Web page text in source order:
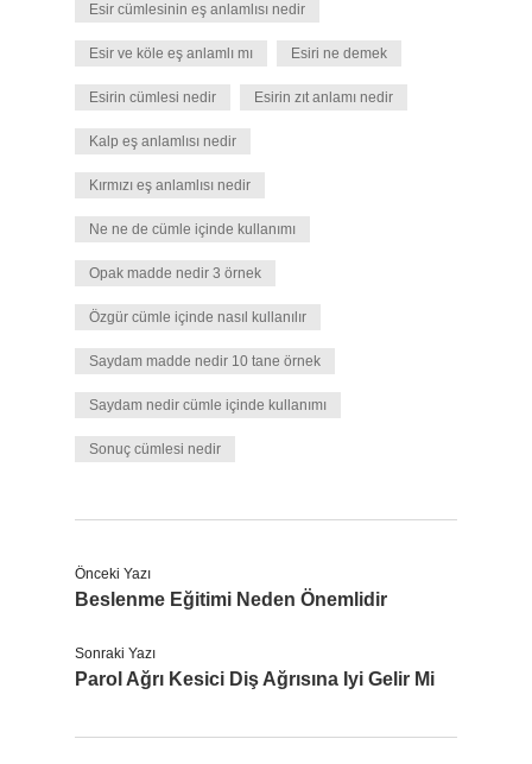
Esir cümlesinin eş anlamlısı nedir
Esir ve köle eş anlamlı mı Esiri ne demek
Esirin cümlesi nedir Esirin zıt anlamı nedir
Kalp eş anlamlısı nedir
Kırmızı eş anlamlısı nedir
Ne ne de cümle içinde kullanımı
Opak madde nedir 3 örnek
Özgür cümle içinde nasıl kullanılır
Saydam madde nedir 10 tane örnek
Saydam nedir cümle içinde kullanımı
Sonuç cümlesi nedir
Önceki Yazı
Beslenme Eğitimi Neden Önemlidir
Sonraki Yazı
Parol Ağrı Kesici Diş Ağrısına Iyi Gelir Mi